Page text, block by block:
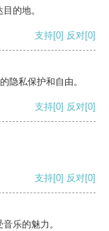
的地。
支持[0] 反对[0]
隐私保护和自由。
支持[0] 反对[0]
支持[0] 反对[0]
乐的魅力。